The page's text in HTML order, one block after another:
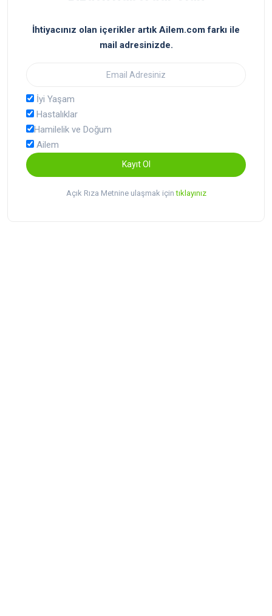
İhtiyacınız olan içerikler artık Ailem.com farkı ile
mail adresinizde.
İyi Yaşam
Hastalıklar
Hamilelik ve Doğum
Ailem
Kayıt Ol
Açık Rıza Metnine ulaşmak içintıklayınız